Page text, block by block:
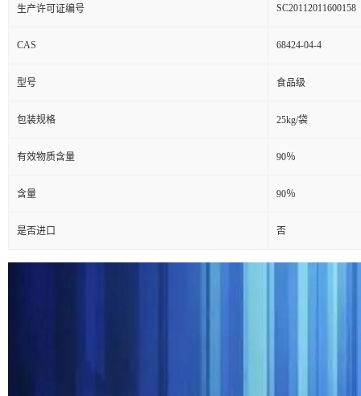
生产许可证编号 SC20112011600158
CAS 68424-04-4
型号 食品级
包装规格 25kg/袋
有效物质含量 90％
含量 90％
是否进口 否